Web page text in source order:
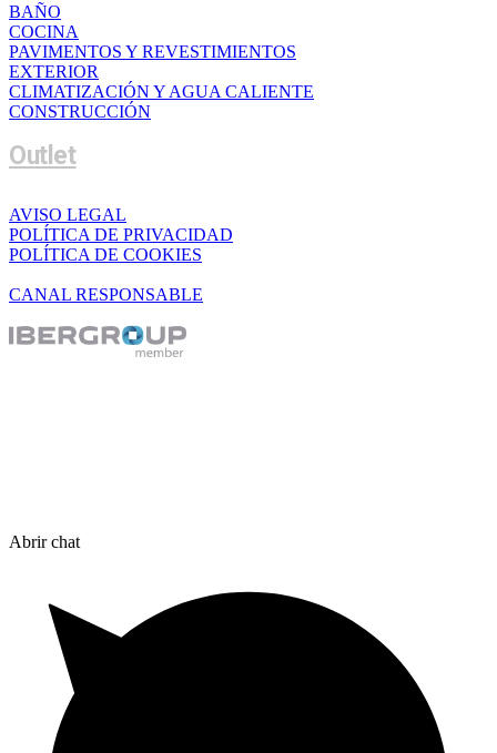
BAÑO
COCINA
PAVIMENTOS Y REVESTIMIENTOS
EXTERIOR
CLIMATIZACIÓN Y AGUA CALIENTE
CONSTRUCCIÓN
Outlet
AVISO LEGAL
POLÍTICA DE PRIVACIDAD
POLÍTICA DE COOKIES
CANAL RESPONSABLE
Abrir chat